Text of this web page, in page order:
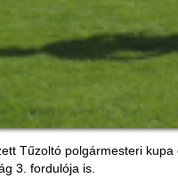
Tűzoltó polgármesteri
3. fordulója is.